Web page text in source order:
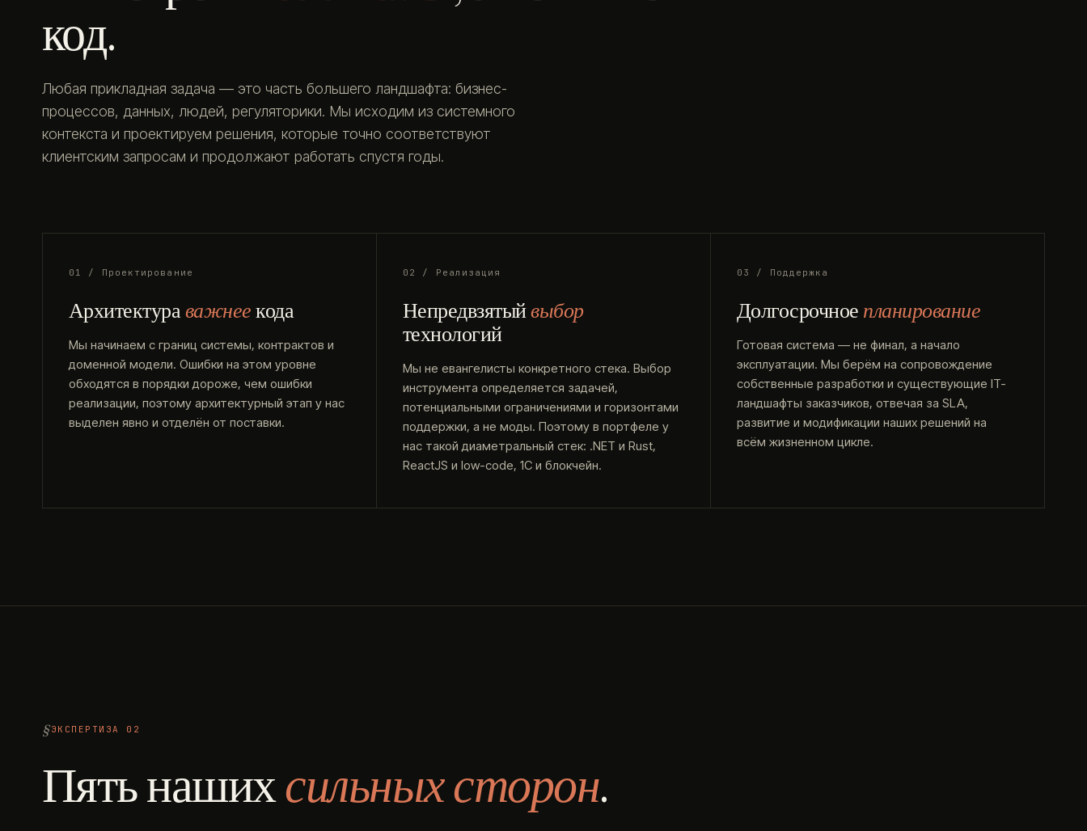
код.
Любая прикладная задача — это часть большего ландшафта: бизнес-
процессов, данных, людей, регуляторики. Мы исходим из системного
контекста и проектируем решения, которые точно соответствуют
клиентским запросам и продолжают работать спустя годы.
01 / Проектирование
Архитектураважнеекода
Мы начинаем с границ системы, контрактов и
доменной модели. Ошибки на этом уровне
обходятся в порядки дороже, чем ошибки
реализации, поэтому архитектурный этап у нас
выделен явно и отделён от поставки.
02 / Реализация
Непредвзятыйвыбор
технологий
Мы не евангелисты конкретного стека. Выбор
инструмента определяется задачей,
потенциальными ограничениями и горизонтами
поддержки, а не моды. Поэтому в портфеле у
нас такой диаметральный стек: .NET и Rust,
ReactJS и low-code, 1С и блокчейн.
03 / Поддержка
Долгосрочное планирование
Готовая система — не финал, а начало
эксплуатации. Мы берём на сопровождение
собственные разработки и существующие IT-
ландшафты заказчиков, отвечая за SLA,
развитие и модификации наших решений на
всём жизненном цикле.
ЭКСПЕРТИЗА 02
Пять нашихсильных сторон.